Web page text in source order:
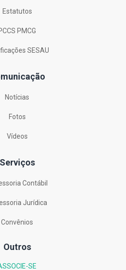
Estatutos
PMCG
SESAU
Notícias
Fotos
Vídeos
Serviços
Contábil
Jurídica
Convênios
Outros
SE